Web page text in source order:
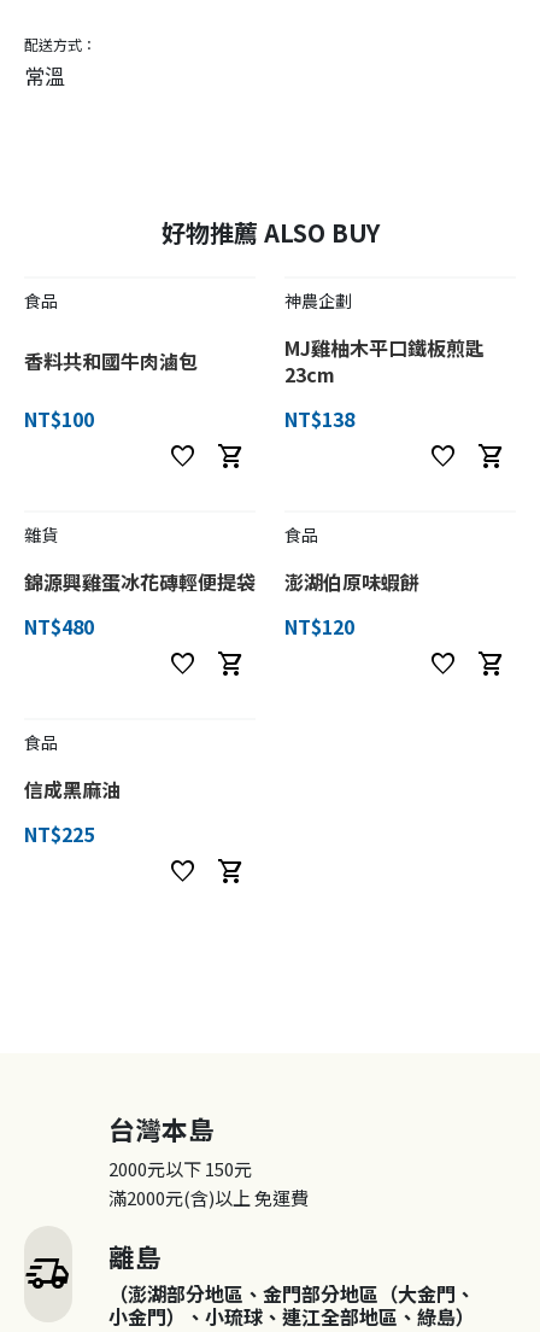
配送方式：
常溫
好物推薦 ALSO BUY
食品
香料共和國牛肉滷包
NT$100
favorite shopping_cart
神農企劃
MJ雞柚木平口鐵板煎匙
23cm
NT$138
favorite shopping_cart
雜貨
錦源興雞蛋冰花磚輕便提袋
NT$480
favorite shopping_cart
食品
澎湖伯原味蝦餅
NT$120
favorite shopping_cart
食品
信成黑麻油
NT$225
favorite shopping_cart
delivery_truck_speed
台灣本島
2000元以下150元
滿2000元(含)以上免運費
離島
（澎湖部分地區、金門部分地區（大金門、
小金門）、小琉球、連江全部地區、綠島）